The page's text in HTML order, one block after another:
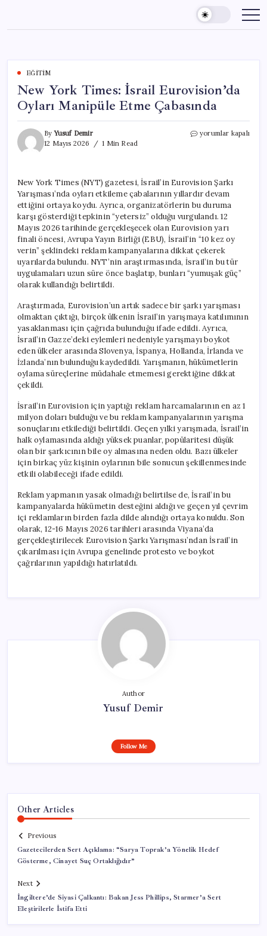
content
EĞITIM
New York Times: İsrail Eurovision’da
Oyları Manipüle Etme Çabasında
ByYusuf Demir
12 Mayıs 2026
1 Min Read
New
Oyları
Manipüle
Etme
Çabasında
için
yorumlar kapalı
New York Times (NYT) gazetesi, İsrail’in Eurovision Şarkı
Yarışması’nda oyları etkileme çabalarının yıllardır devam
ettiğini ortaya koydu. Ayrıca, organizatörlerin bu duruma
karşı gösterdiği tepkinin “yetersiz” olduğu vurgulandı. 12
Mayıs 2026 tarihinde gerçekleşecek olan Eurovision yarı
finali öncesi, Avrupa Yayın Birliği (EBU), İsrail’in “10 kez oy
verin” şeklindeki reklam kampanyalarına dikkat çekerek
uyarılarda bulundu. NYT’nin araştırmasında, İsrail’in bu tür
uygulamaları uzun süre önce başlatıp, bunları “yumuşak güç”
olarak kullandığı belirtildi.
Araştırmada, Eurovision’un artık sadece bir şarkı yarışması
olmaktan çıktığı, birçok ülkenin İsrail’in yarışmaya katılımının
yasaklanması için çağrıda bulunduğu ifade edildi. Ayrıca,
İsrail’in Gazze’deki eylemleri nedeniyle yarışmayı boykot
eden ülkeler arasında Slovenya, İspanya, Hollanda, İrlanda ve
İzlanda’nın bulunduğu kaydedildi. Yarışmanın, hükümetlerin
oylama süreçlerine müdahale etmemesi gerektiğine dikkat
çekildi.
İsrail’in Eurovision için yaptığı reklam harcamalarının en az 1
milyon doları bulduğu ve bu reklam kampanyalarının yarışma
sonuçlarını etkilediği belirtildi. Geçen yılki yarışmada, İsrail’in
halk oylamasında aldığı yüksek puanlar, popülaritesi düşük
olan bir şarkıcının bile oy almasına neden oldu. Bazı ülkeler
için birkaç yüz kişinin oylarının bile sonucun şekillenmesinde
etkili olabileceği ifade edildi.
Reklam yapmanın yasak olmadığı belirtilse de, İsrail’in bu
kampanyalarda hükümetin desteğini aldığı ve geçen yıl çevrim
içi reklamların birden fazla dilde alındığı ortaya konuldu. Son
olarak, 12-16 Mayıs 2026 tarihleri arasında Viyana’da
gerçekleştirilecek Eurovision Şarkı Yarışması’ndan İsrail’in
çıkarılması için Avrupa genelinde protesto ve boykot
çağrılarının yapıldığı hatırlatıldı.
Author
Yusuf Demir
Follow Me
Other Articles
Previous
Gazetecilerden Sert Açıklama: “Sarya Toprak’a Yönelik Hedef
Gösterme, Cinayet Suç Ortaklığıdır”
Next
İngiltere’de Siyasi Çalkantı: Bakan Jess Phillips, Starmer’a Sert
Eleştirilerle İstifa Etti